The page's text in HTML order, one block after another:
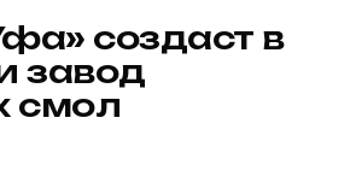
создаст в
завод
смол